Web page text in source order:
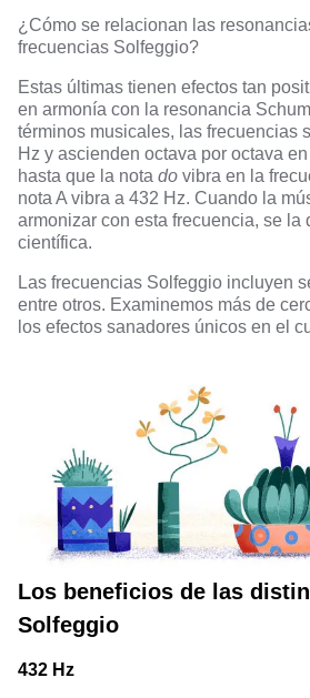
¿Cómo se relacionan las
frecuencias Solfeggio?
Estas últimas tienen efectos tan
en armonía con la resonancia
términos musicales, las frecuencias
Hz y ascienden octava por octava
hasta que la nota do vibra en la
nota A vibra a 432 Hz. Cuando la
armonizar con esta frecuencia, se la
científica.
Las frecuencias Solfeggio incluyen
entre otros. Examinemos más de
los efectos sanadores únicos en el
Los beneficios de las
Solfeggio
432 Hz